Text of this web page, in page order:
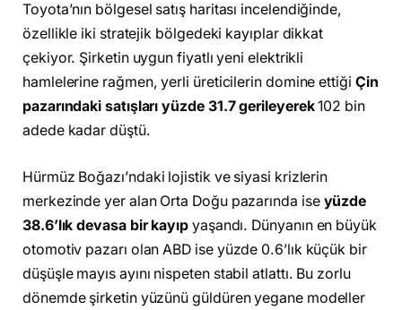
Toyota’nın bölgesel satış haritası incelendiğinde,
özellikle iki stratejik bölgedeki kayıplar dikkat
çekiyor. Şirketin uygun fiyatlı yeni elektrikli
hamlelerine rağmen, yerli üreticilerin domine ettiği Çin
pazarındaki satışları yüzde 31.7 gerileyerek102 bin
adede kadar düştü.
Hürmüz Boğazı’ndaki lojistik ve siyasi krizlerin
merkezinde yer alan Orta Doğu pazarında ise yüzde
38.6’lık devasa bir kayıp yaşandı. Dünyanın en büyük
otomotiv pazarı olan ABD ise yüzde 0.6’lık küçük bir
düşüşle mayıs ayını nispeten stabil atlattı. Bu zorlu
dönemde şirketin yüzünü güldüren yegane modeller